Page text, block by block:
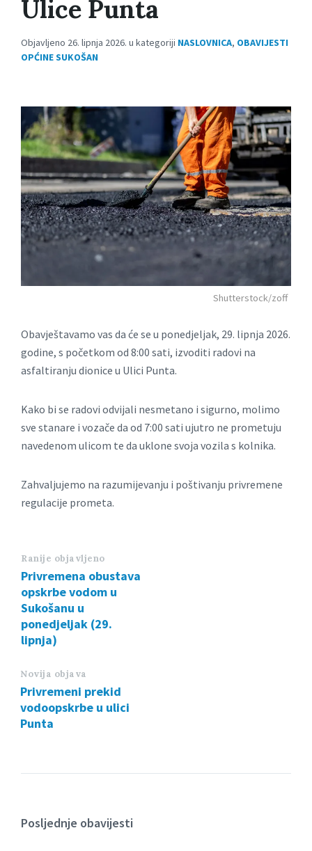
Ulice Punta
Objavljeno 26. lipnja 2026. u kategoriji NASLOVNICA, OBAVIJESTI
OPĆINE SUKOŠAN
Shutterstock/zoff
Obavještavamo vas da će se u ponedjeljak, 29. lipnja 2026.
godine, s početkom od 8:00 sati, izvoditi radovi na
asfaltiranju dionice u Ulici Punta.
Kako bi se radovi odvijali nesmetano i sigurno, molimo
sve stanare i vozače da od 7:00 sati ujutro ne prometuju
navedenom ulicom te da uklone svoja vozila s kolnika.
Zahvaljujemo na razumijevanju i poštivanju privremene
regulacije prometa.
Ranije objavljeno
Privremena obustava
opskrbe vodom u
Sukošanu u
ponedjeljak (29.
lipnja)
Novija objava
Privremeni prekid
vodoopskrbe u ulici
Punta
Posljednje obavijesti